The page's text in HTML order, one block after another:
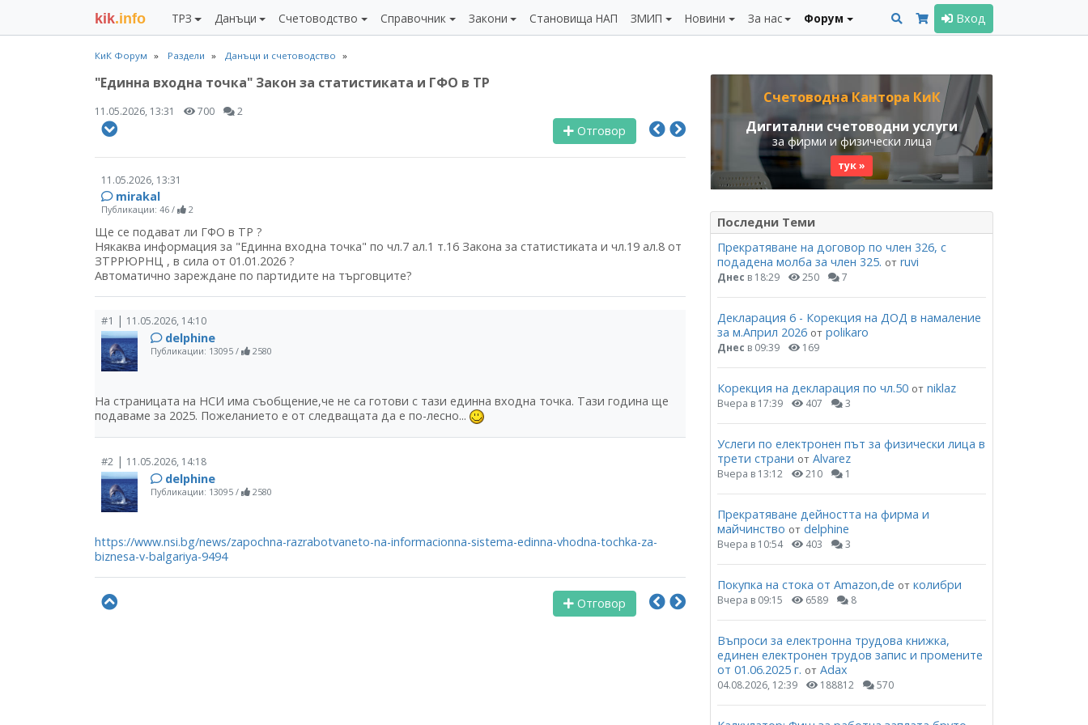
kik.info ТРЗ Данъци Счетоводство Справочник Закони Становища НАП ЗМИП Новини За нас Форум Вход
КиК Форум Раздели Данъци и счетоводство
"Единна входна точка" Закон за статистиката и ГФО в ТР
11.05.2026, 13:31 700 2
Отговор
11.05.2026, 13:31
mirakal
Публикации: 46 / 2
Ще се подават ли ГФО в ТР ?
Някаква информация за "Единна входна точка" по чл.7 ал.1 т.16 Закона за статистиката и чл.19 ал.8 от
ЗТРРЮРНЦ , в сила от 01.01.2026 ?
Автоматично зареждане по партидите на търговците?
#1 | 11.05.2026, 14:10
delphine
Публикации: 13095 / 2580
На страницата на НСИ има съобщение,че не са готови с тази единна входна точка. Тази година ще
подаваме за 2025. Пожеланието е от следващата да е по-лесно...
#2 | 11.05.2026, 14:18
delphine
Публикации: 13095 / 2580
https://www.nsi.bg/news/zapochna-razrabotvaneto-na-informacionna-sistema-edinna-vhodna-tochka-za-
biznesa-v-balgariya-9494
Отговор
Счетоводна Кантора КиК
Дигитални счетоводни услуги
за фирми и физически лица
тук »
Последни Теми
Прекратяване на договор по член 326, с
подадена молба за член 325. от ruvi
Днес в 18:29 250 7
Декларация 6 - Корекция на ДОД в намаление
за м.Април 2026 от polikaro
Днес в 09:39 169
Корекция на декларация по чл.50 от niklaz
Вчера в 17:39 407 3
Услеги по електронен път за физически лица в
трети страни от Alvarez
Вчера в 13:12 210 1
Прекратяване дейността на фирма и
майчинство от delphine
Вчера в 10:54 403 3
Покупка на стока от Amazon,de от колибри
Вчера в 09:15 6589 8
Въпроси за електронна трудова книжка,
единен електронен трудов запис и промените
от 01.06.2025 г. от Adax
04.08.2026, 12:39 188812 570